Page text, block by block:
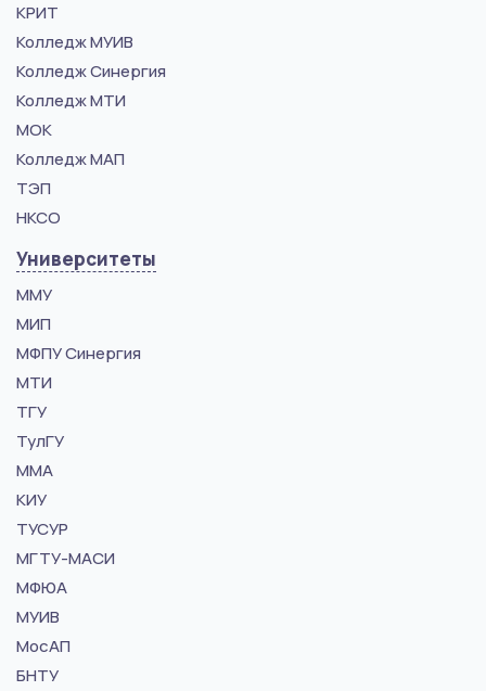
КРИТ
Колледж МУИВ
Колледж Синергия
Колледж МТИ
МОК
Колледж МАП
ТЭП
НКСО
Университеты
ММУ
МИП
МФПУ Синергия
МТИ
ТГУ
ТулГУ
ММА
КИУ
ТУСУР
МГТУ-МАСИ
МФЮА
МУИВ
МосАП
БНТУ